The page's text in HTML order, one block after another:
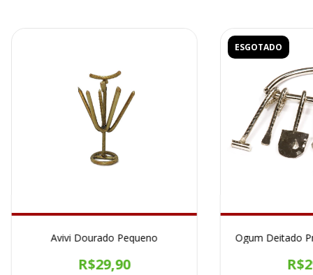
Avivi Dourado Pequeno
R$29,90
ESGOTADO
Ogum Deitado